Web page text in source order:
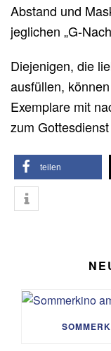
Abstand und
jeglichen „G-
Diejenigen, die
ausfüllen,
Exemplare mit
zum
teilen